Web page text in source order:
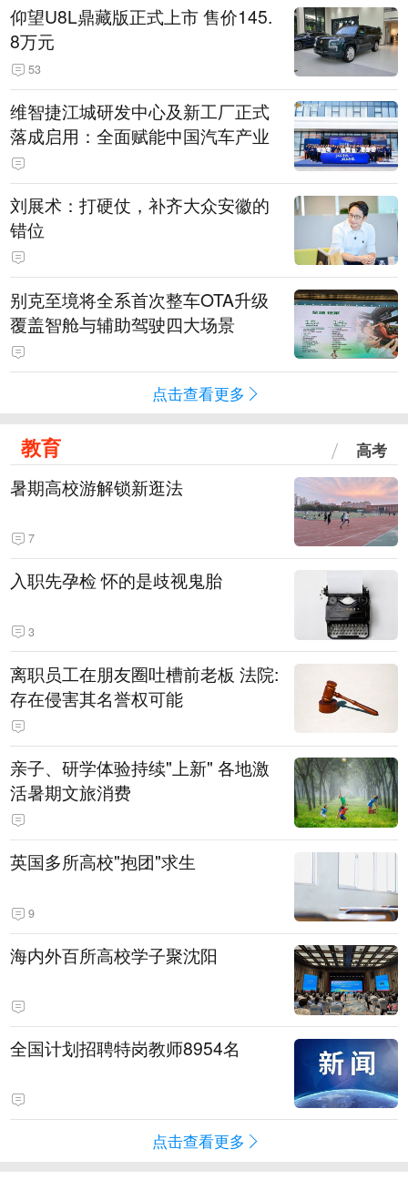
仰望U8L鼎藏版正式上市 售价145.
8万元
53
维智捷江城研发中心及新工厂正式
落成启用：全面赋能中国汽车产业
刘展术：打硬仗，补齐大众安徽的
错位
别克至境将全系首次整车OTA升级
覆盖智舱与辅助驾驶四大场景
点击查看更多
教育 高考
暑期高校游解锁新逛法
7
入职先孕检 怀的是歧视鬼胎
3
离职员工在朋友圈吐槽前老板 法院:
存在侵害其名誉权可能
亲子、研学体验持续"上新" 各地激
活暑期文旅消费
英国多所高校"抱团"求生
9
海内外百所高校学子聚沈阳
全国计划招聘特岗教师8954名
点击查看更多